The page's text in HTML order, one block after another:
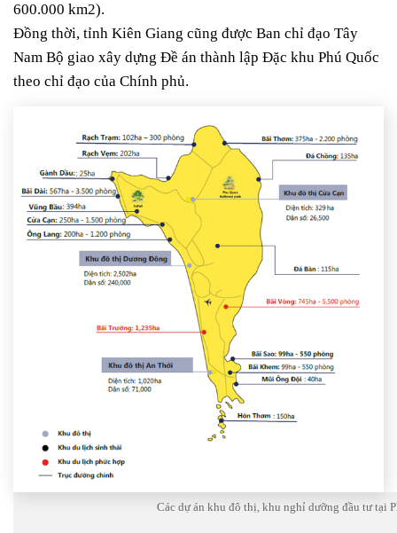
600.000 km2).
Đồng thời, tỉnh Kiên Giang cũng được Ban chỉ đạo Tây
Nam Bộ giao xây dựng Đề án thành lập Đặc khu Phú Quốc
theo chỉ đạo của Chính phủ.
Các dự án khu đô thị, khu nghỉ dưỡng đầu tư tại